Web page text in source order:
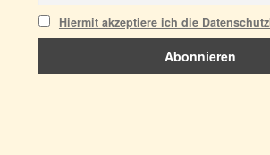
Hiermit akzeptiere ich die